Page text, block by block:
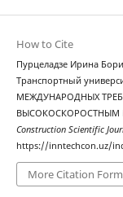
How to Cite
Пурцеладзе Ирина
Транспортный
МЕЖДУНАРОДНЫХ
ВЫСОКОСКОРОСТНЫМ
Construction Scientific
https://inntechcon.uz/
More Citation